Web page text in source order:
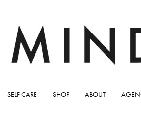
SELF CARE SHOP ABOUT